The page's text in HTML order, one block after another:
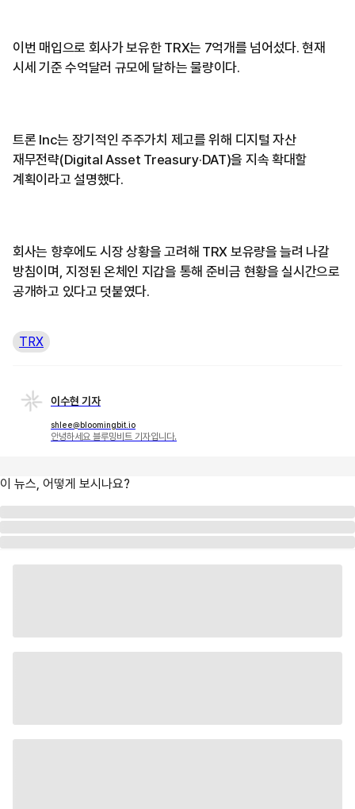
이번 매입으로 회사가 보유한 TRX는 7억개를 넘어섰다. 현재
시세 기준 수억달러 규모에 달하는 물량이다.
트론 Inc는 장기적인 주주가치 제고를 위해 디지털 자산
재무전략(Digital Asset Treasury·DAT)을 지속 확대할
계획이라고 설명했다.
회사는 향후에도 시장 상황을 고려해 TRX 보유량을 늘려 나갈
방침이며, 지정된 온체인 지갑을 통해 준비금 현황을 실시간으로
공개하고 있다고 덧붙였다.
TRX
이수현 기자
shlee@bloomingbit.io
안녕하세요 블루밍비트 기자입니다.
이 뉴스, 어떻게 보시나요?